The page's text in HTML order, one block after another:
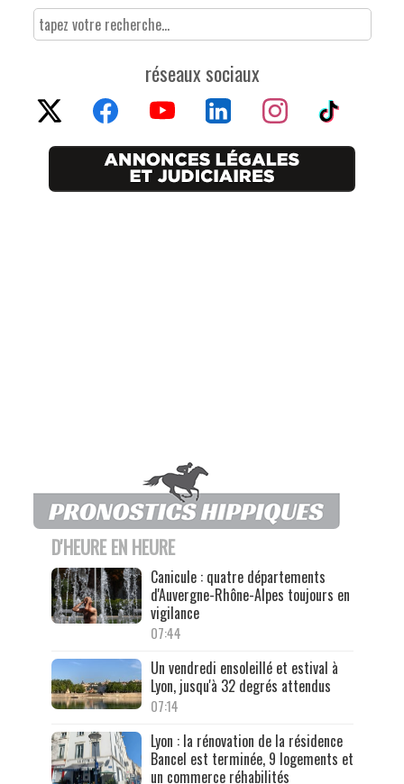
réseaux sociaux
D'HEURE EN HEURE
Canicule : quatre départements
d'Auvergne-Rhône-Alpes toujours en
vigilance
07:44
Un vendredi ensoleillé et estival à
Lyon, jusqu'à 32 degrés attendus
07:14
Lyon : la rénovation de la résidence
Bancel est terminée, 9 logements et
un commerce réhabilités